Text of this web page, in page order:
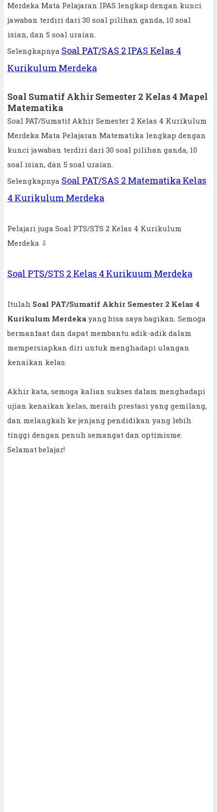
Merdeka Mata Pelajaran IPAS lengkap dengan kunci
jawaban terdiri dari 30 soal pilihan ganda, 10 soal
isian, dan 5 soal uraian.
Selengkapnya Soal PAT/SAS 2 IPAS Kelas 4
Kurikulum Merdeka
Soal Sumatif Akhir Semester 2 Kelas 4 Mapel
Matematika
Soal PAT/Sumatif Akhir Semester 2 Kelas 4 Kurikulum
Merdeka Mata Pelajaran Matematika lengkap dengan
kunci jawaban terdiri dari 30 soal pilihan ganda, 10
soal isian, dan 5 soal uraian.
Selengkapnya Soal PAT/SAS 2 Matematika Kelas
4 Kurikulum Merdeka
Pelajari juga Soal PTS/STS 2 Kelas 4 Kurikulum
Merdeka ⇩
Soal PTS/STS 2 Kelas 4 Kurikuum Merdeka
Itulah Soal PAT/Sumatif Akhir Semester 2 Kelas 4
Kurikulum Merdeka yang bisa saya bagikan. Semoga
bermanfaat dan dapat membantu adik-adik dalam
mempersiapkan diri untuk menghadapi ulangan
kenaikan kelas.
Akhir kata, semoga kalian sukses dalam menghadapi
ujian kenaikan kelas, meraih prestasi yang gemilang,
dan melangkah ke jenjang pendidikan yang lebih
tinggi dengan penuh semangat dan optimisme.
Selamat belajar!